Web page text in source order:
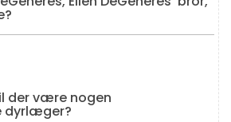
der være nogen
dyrlæger?